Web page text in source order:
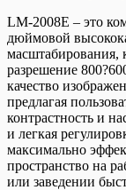
LM-2008E – это
дюймовой
масштабирования,
разрешение
качество
предлагая
контрастность и
и легкая
максимально
пространство на
или заведении